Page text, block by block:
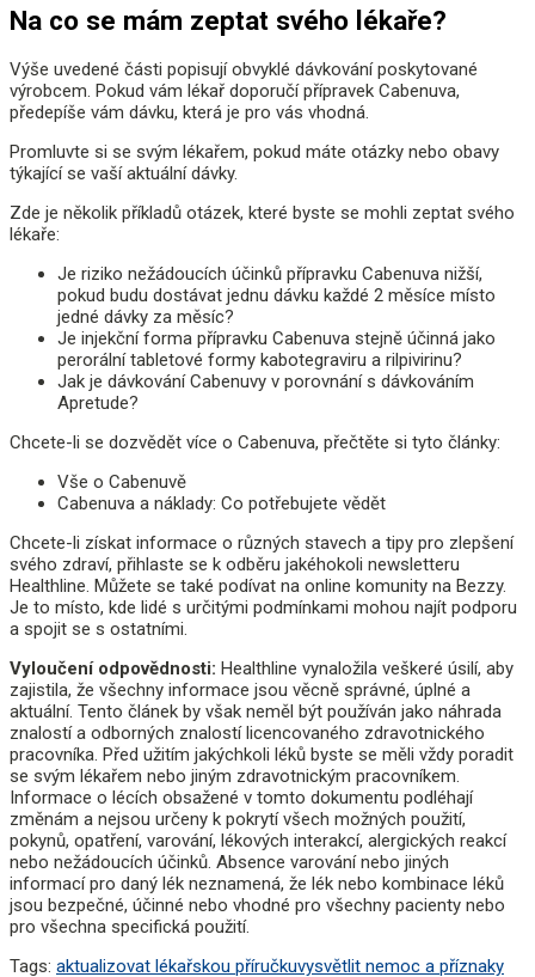
Na co se mám zeptat svého lékaře?
Výše uvedené části popisují obvyklé dávkování poskytované
výrobcem. Pokud vám lékař doporučí přípravek Cabenuva,
předepíše vám dávku, která je pro vás vhodná.
Promluvte si se svým lékařem, pokud máte otázky nebo obavy
týkající se vaší aktuální dávky.
Zde je několik příkladů otázek, které byste se mohli zeptat svého
lékaře:
Je riziko nežádoucích účinků přípravku Cabenuva nižší,
pokud budu dostávat jednu dávku každé 2 měsíce místo
jedné dávky za měsíc?
Je injekční forma přípravku Cabenuva stejně účinná jako
perorální tabletové formy kabotegraviru a rilpivirinu?
Jak je dávkování Cabenuvy v porovnání s dávkováním
Apretude?
Chcete-li se dozvědět více o Cabenuva, přečtěte si tyto články:
Vše o Cabenuvě
Cabenuva a náklady: Co potřebujete vědět
Chcete-li získat informace o různých stavech a tipy pro zlepšení
svého zdraví, přihlaste se k odběru jakéhokoli newsletteru
Healthline. Můžete se také podívat na online komunity na Bezzy.
Je to místo, kde lidé s určitými podmínkami mohou najít podporu
a spojit se s ostatními.
Vyloučení odpovědnosti: Healthline vynaložila veškeré úsilí, aby
zajistila, že všechny informace jsou věcně správné, úplné a
aktuální. Tento článek by však neměl být používán jako náhrada
znalostí a odborných znalostí licencovaného zdravotnického
pracovníka. Před užitím jakýchkoli léků byste se měli vždy poradit
se svým lékařem nebo jiným zdravotnickým pracovníkem.
Informace o lécích obsažené v tomto dokumentu podléhají
změnám a nejsou určeny k pokrytí všech možných použití,
pokynů, opatření, varování, lékových interakcí, alergických reakcí
nebo nežádoucích účinků. Absence varování nebo jiných
informací pro daný lék neznamená, že lék nebo kombinace léků
jsou bezpečné, účinné nebo vhodné pro všechny pacienty nebo
pro všechna specifická použití.
Tags: aktualizovat lékařskou příručkuvysvětlit nemoc a příznaky